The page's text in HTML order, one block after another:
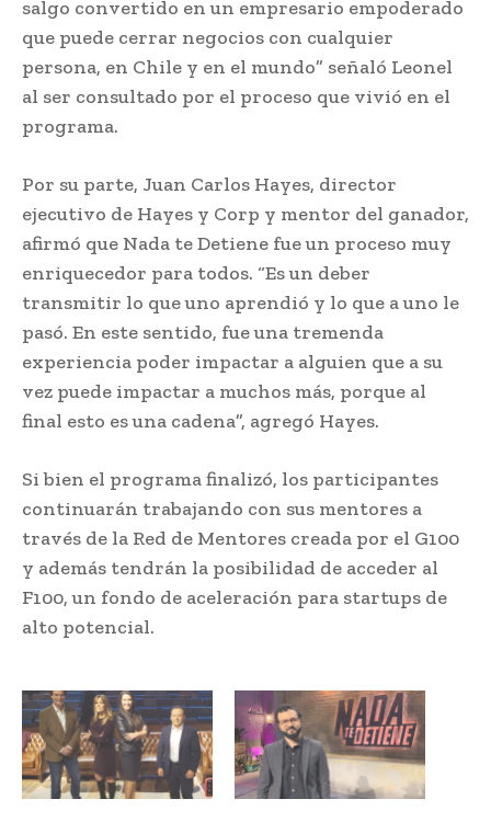
salgo convertido en un empresario empoderado
que puede cerrar negocios con cualquier
persona, en Chile y en el mundo” señaló Leonel
al ser consultado por el proceso que vivió en el
programa.
Por su parte, Juan Carlos Hayes, director
ejecutivo de Hayes y Corp y mentor del ganador,
afirmó que Nada te Detiene fue un proceso muy
enriquecedor para todos. “Es un deber
transmitir lo que uno aprendió y lo que a uno le
pasó. En este sentido, fue una tremenda
experiencia poder impactar a alguien que a su
vez puede impactar a muchos más, porque al
final esto es una cadena”, agregó Hayes.
Si bien el programa finalizó, los participantes
continuarán trabajando con sus mentores a
través de la Red de Mentores creada por el G100
y además tendrán la posibilidad de acceder al
F100, un fondo de aceleración para startups de
alto potencial.